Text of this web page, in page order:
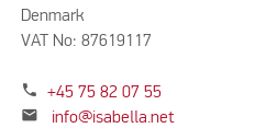
Denmark
VAT No: 87619117
phone +45 75 82 07 55
mail info@isabella.net